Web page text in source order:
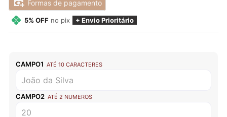
Formas de pagamento
5% OFF no pix + Envio Prioritário
CAMPO1 ATÉ 10 CARACTERES
CAMPO2 ATÉ 2 NUMEROS